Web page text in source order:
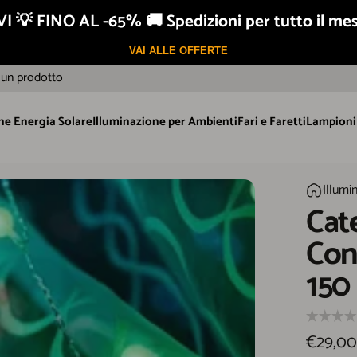
Assistenza garantita
prodotto
Energia SolareIlluminazione per AmbientiFari e Faretti
Home
Catena
Con
150
€29,00
💡 FINO AL -65% 🚚 Spedizioni per tutto il
VAI ALLE OFFERTE